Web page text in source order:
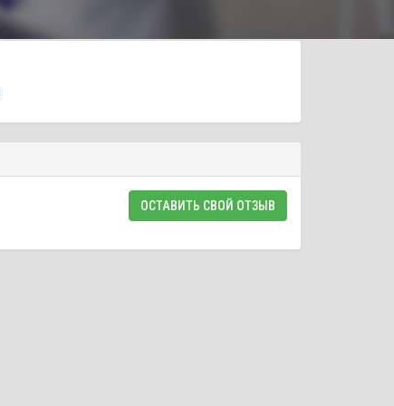
ОСТАВИТЬ СВОЙ ОТЗЫВ